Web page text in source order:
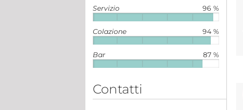
96 %
Servizio
94 %
Colazione
87 %
Bar
Contatti